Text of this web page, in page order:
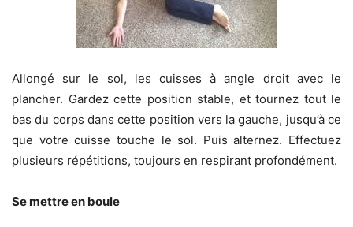
Allongé sur le sol, les cuisses à angle droit avec le
plancher. Gardez cette position stable, et tournez tout le
bas du corps dans cette position vers la gauche, jusqu’à ce
que votre cuisse touche le sol. Puis alternez. Effectuez
plusieurs répétitions, toujours en respirant profondément.
Se mettre en boule